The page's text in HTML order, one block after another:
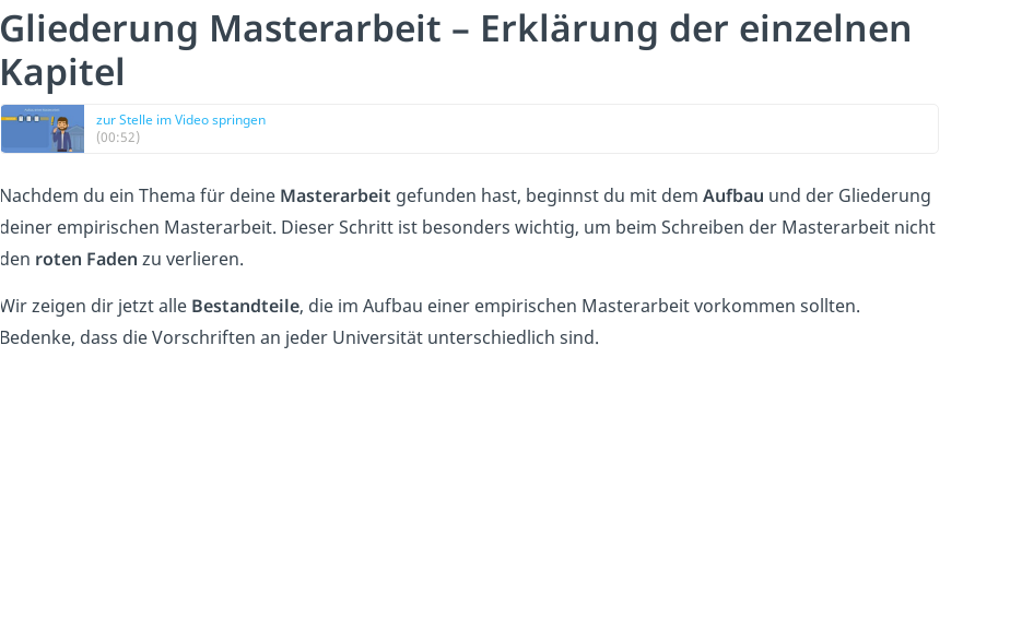
Gliederung Masterarbeit – Erklärung der einzelnen
Kapitel
zur Stelle im Video springen
(00:52)
Nachdem du ein Thema für deine Masterarbeit gefunden hast, beginnst du mit dem Aufbau und der Gliederung
deiner empirischen Masterarbeit. Dieser Schritt ist besonders wichtig, um beim Schreiben der Masterarbeit nicht
den roten Faden zu verlieren.
Wir zeigen dir jetzt alle Bestandteile, die im Aufbau einer empirischen Masterarbeit vorkommen sollten.
Bedenke, dass die Vorschriften an jeder Universität unterschiedlich sind.